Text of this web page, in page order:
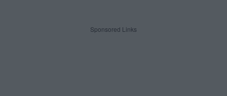
Sponsored Links